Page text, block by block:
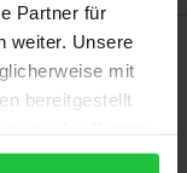
Partner für
weiter. Unsere
mit
bereitgestellt